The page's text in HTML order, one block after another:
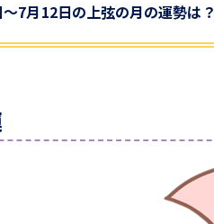
7月12日の上弦の月の運勢は？